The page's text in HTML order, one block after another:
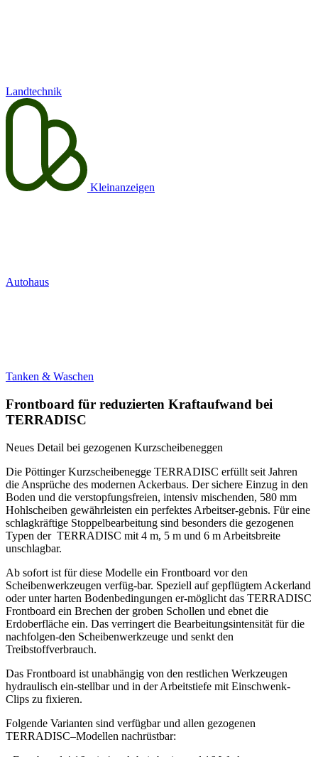
Landtechnik
Kleinanzeigen
Autohaus
Tanken & Waschen
Frontboard für reduzierten Kraftaufwand bei
TERRADISC
Neues Detail bei gezogenen Kurzscheibeneggen
Die Pöttinger Kurzscheibenegge TERRADISC erfüllt seit Jahren
die Ansprüche des modernen Ackerbaus. Der sichere Einzug in den
Boden und die verstopfungsfreien, intensiv mischenden, 580 mm
Hohlscheiben gewährleisten ein perfektes Arbeitser-gebnis. Für eine
schlagkräftige Stoppelbearbeitung sind besonders die gezogenen
Typen der TERRADISC mit 4 m, 5 m und 6 m Arbeitsbreite
unschlagbar.
Ab sofort ist für diese Modelle ein Frontboard vor den
Scheibenwerkzeugen verfüg-bar. Speziell auf gepflügtem Ackerland
oder unter harten Bodenbedingungen er-möglicht das TERRADISC
Frontboard ein Brechen der groben Schollen und ebnet die
Erdoberfläche ein. Das verringert die Bearbeitungsintensität für die
nachfolgen-den Scheibenwerkzeuge und senkt den
Treibstoffverbrauch.
Das Frontboard ist unabhängig von den restlichen Werkzeugen
hydraulisch ein-stellbar und in der Arbeitstiefe mit Einschwenk-
Clips zu fixieren.
Folgende Varianten sind verfügbar und allen gezogenen
TERRADISC–Modellen nachrüstbar: